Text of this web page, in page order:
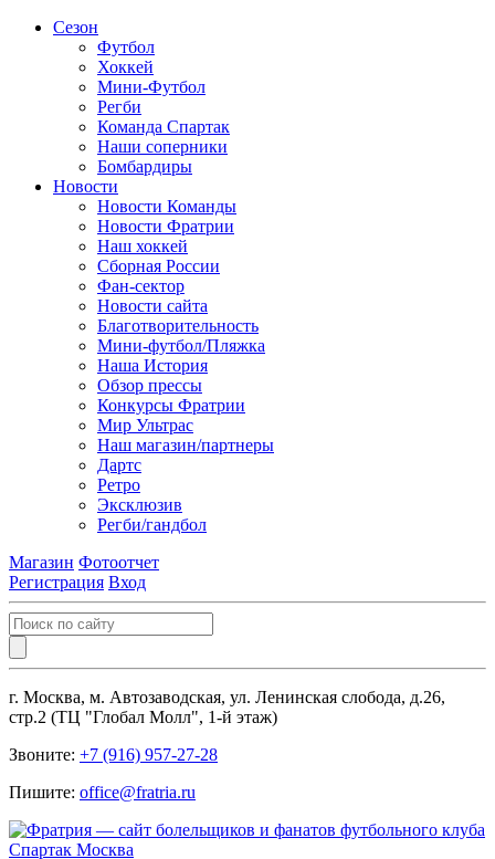
Сезон
Футбол
Хоккей
Мини-Футбол
Регби
Команда Спартак
Наши соперники
Бомбардиры
Новости
Новости Команды
Новости Фратрии
Наш хоккей
Сборная России
Фан-cектор
Новости сайта
Благотворительность
Мини-футбол/Пляжка
Наша История
Обзор прессы
Конкурсы Фратрии
Мир Ультрас
Наш магазин/партнеры
Дартс
Ретро
Эксклюзив
Регби/гандбол
Магазин Фотоотчет
Регистрация Вход
г. Москва, м. Автозаводская, ул. Ленинская слобода, д.26,
стр.2 (ТЦ "Глобал Молл", 1-й этаж)
Звоните: +7 (916) 957-27-28
Пишите: office@fratria.ru